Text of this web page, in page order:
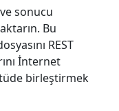
sonucu
Bu
REST
İnternet
birleştirmek